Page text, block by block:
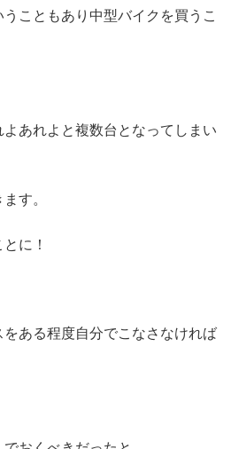
こともあり中型バイクを買うこ
あれよと複数台となってしまい
す。
に！
ある程度自分でこなさなければ